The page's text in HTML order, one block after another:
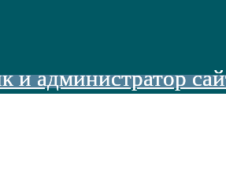
и администратор